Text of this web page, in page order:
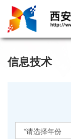
信息技术